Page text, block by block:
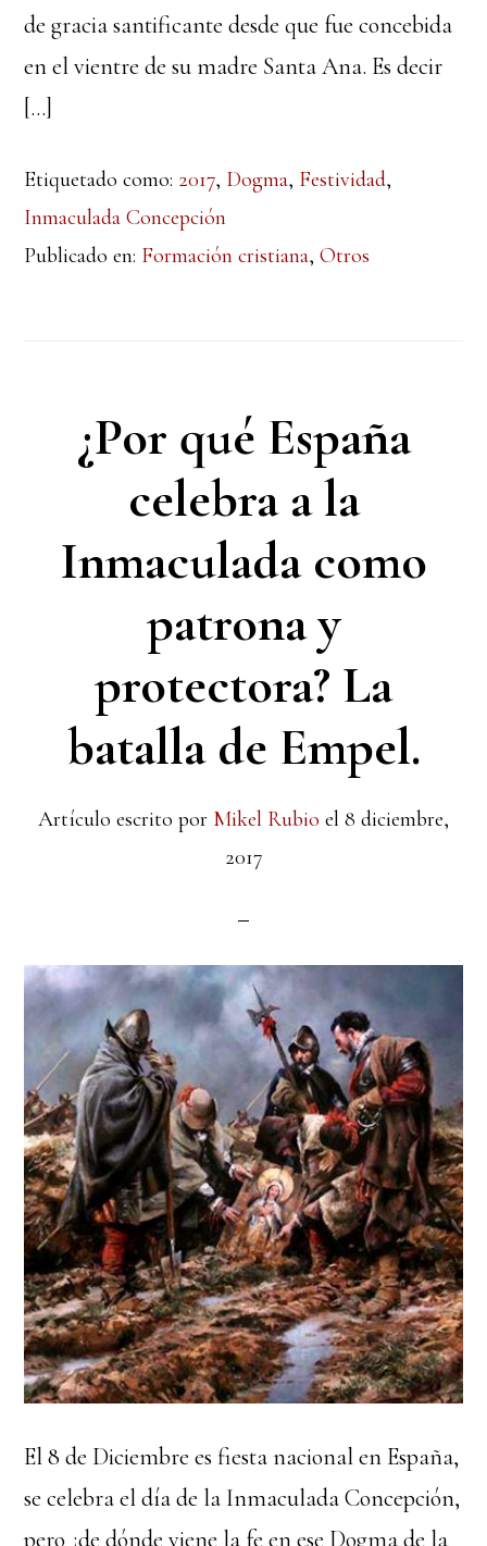
de gracia santificante desde que fue concebida
en el vientre de su madre Santa Ana. Es decir
[…]
Etiquetado como: 2017, Dogma, Festividad,
Inmaculada Concepción
Publicado en: Formación cristiana,Otros
¿Por qué España
celebra a la
Inmaculada como
patrona y
protectora? La
batalla de Empel.
Artículo escrito por Mikel Rubio el 8 diciembre,
2017
El 8 de Diciembre es fiesta nacional en España,
se celebra el día de la Inmaculada Concepción,
pero ¿de dónde viene la fe en ese Dogma de la